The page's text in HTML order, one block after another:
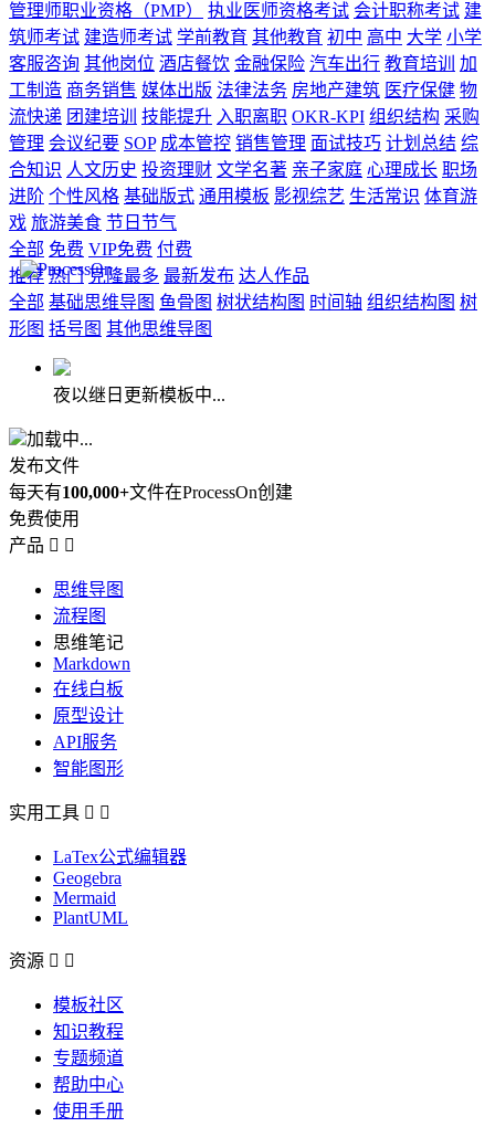
管理师职业资格（PMP）
执业医师资格考试 会计职称考试 建
筑师考试 建造师考试 学前教育 其他教育 初中 高中 大学 小学
客服咨询 其他岗位 酒店餐饮 金融保险 汽车出行 教育培训
加
工制造 商务销售 媒体出版 法律法务 房地产建筑 医疗保健 物
流快递 团建培训 技能提升 入职离职 OKR-KPI 组织结构 采购
管理 会议纪要 SOP 成本管控 销售管理 面试技巧 计划总结 综
合知识 人文历史 投资理财 文学名著 亲子家庭 心理成长 职场
进阶 个性风格 基础版式 通用模板 影视综艺 生活常识 体育游
戏 旅游美食 节日节气
全部 免费 VIP免费 付费
推荐 热门 克隆最多 最新发布 达人作品
全部 基础思维导图 鱼骨图 树状结构图 时间轴 组织结构图 树
形图 括号图 其他思维导图
夜以继日更新模板中...
加载中...
发布文件
每天有100,000+文件在ProcessOn创建
免费使用
产品  
思维导图
流程图
思维笔记
Markdown
在线白板
原型设计
API服务
智能图形
实用工具  
LaTex公式编辑器
Geogebra
Mermaid
PlantUML
资源  
模板社区
知识教程
专题频道
帮助中心
使用手册